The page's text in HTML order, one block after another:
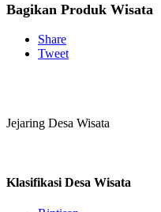
Bagikan Produk Wisata
Share
Tweet
Jejaring Desa Wisata
Klasifikasi Desa Wisata